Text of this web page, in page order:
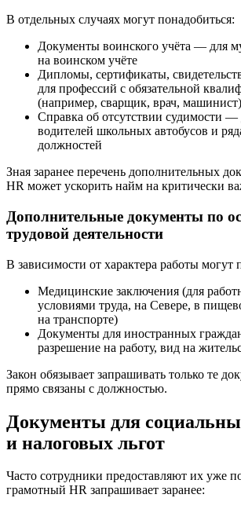
В отдельных случаях могут понадобиться:
Документы воинского учёта — для
на воинском учёте
Дипломы, сертификаты,
для профессий с обязательной
(например, сварщик, врач, машинист)
Справка об отсутствии судимости —
водителей школьных автобусов и
должностей
Зная заранее перечень дополнительных
HR может ускорить найм на критически
Дополнительные документы по
трудовой деятельности
В зависимости от характера работы могут
Медицинские заключения (для
условиями труда, на Севере, в
на транспорте)
Документы для иностранных
разрешение на работу, вид на
Закон обязывает запрашивать только те
прямо связаны с должностью.
Документы для
и налоговых льгот
Часто сотрудники предоставляют их уже
грамотный HR запрашивает заранее: